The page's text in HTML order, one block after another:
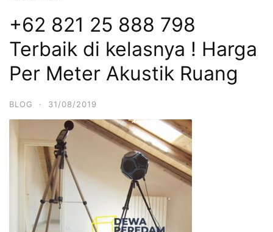
+62 821 25 888 798
Terbaik di kelasnya ! Harga
Per Meter Akustik Ruang
BLOG · 31/08/2019